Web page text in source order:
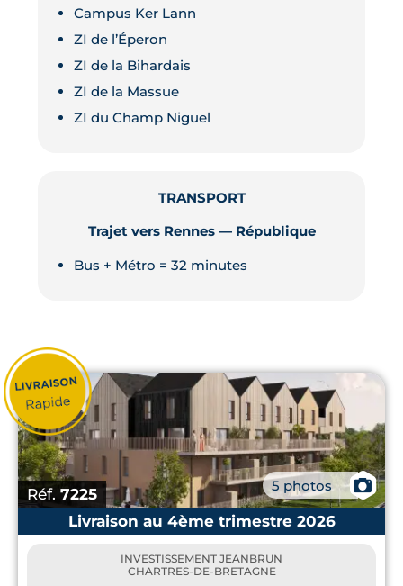
Campus Ker Lann
ZI de l’Éperon
ZI de la Bihardais
ZI de la Massue
ZI du Champ Niguel
TRANSPORT
Trajet vers Rennes — République
Bus + Métro = 32 minutes
Réf. 7225 5 photos
📷
Livraison au 4ème trimestre 2026
INVESTISSEMENT JEANBRUN
CHARTRES-DE-BRETAGNE